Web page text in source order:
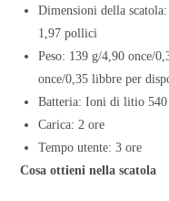
Dimensioni della
1,97 pollici
Peso: 139 g/4,90 once/
once/0,35 libbre per
Batteria: Ioni di litio
Carica: 2 ore
Tempo utente: 3 ore
Cosa ottieni nella scatola